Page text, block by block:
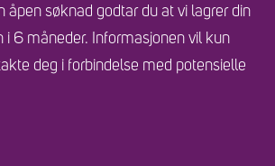
åpen søknad godtar du at vi lagrer din
i 6 måneder. Informasjonen vil kun
deg i forbindelse med potensielle